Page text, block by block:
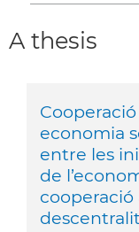
A thesis
economia
entre les
de